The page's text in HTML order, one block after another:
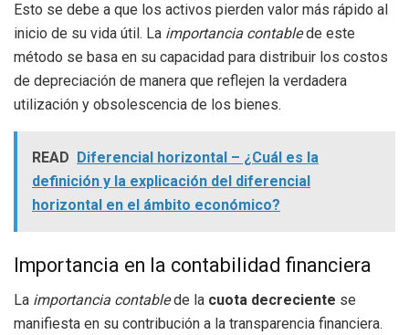
Esto se debe a que los activos pierden valor más rápido al
inicio de su vida útil. La importancia contablede este
método se basa en su capacidad para distribuir los costos
de depreciación de manera que reflejen la verdadera
utilización y obsolescencia de los bienes.
READ Diferencial horizontal – ¿Cuál es la
definición y la explicación del diferencial
horizontal en el ámbito económico?
Importancia en la contabilidad financiera
La importancia contablede la cuota decreciente se
manifiesta en su contribución a la transparencia financiera.